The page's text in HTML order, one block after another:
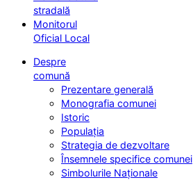
stradală
Monitorul
Oficial Local
Despre
comună
Prezentare generală
Monografia comunei
Istoric
Populația
Strategia de dezvoltare
Însemnele specifice comunei
Simbolurile Naționale